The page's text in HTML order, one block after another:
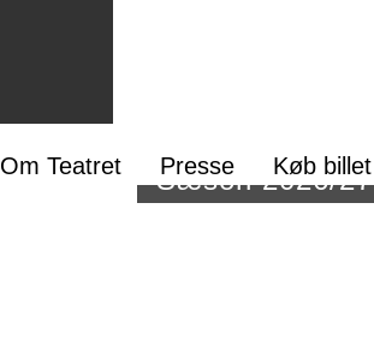
Om Teatret Presse Køb billet
Sæson 2026/27